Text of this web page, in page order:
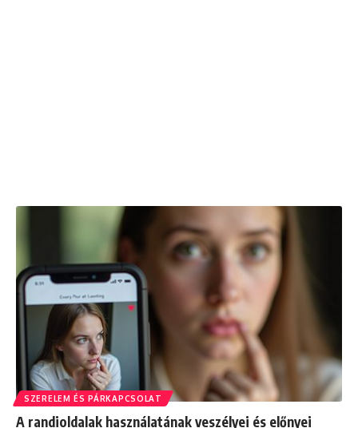
SZERELEM ÉS PÁRKAPCSOLAT
A randioldalak használatának veszélyei és előnyei